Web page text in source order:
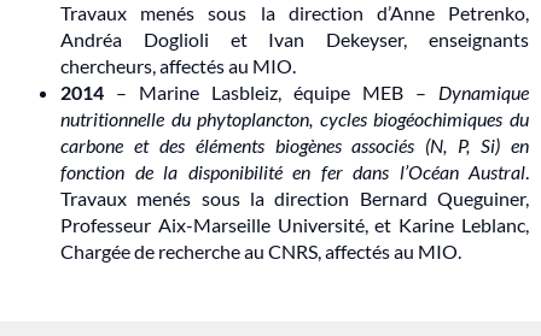
Travaux menés sous la direction d’Anne Petrenko,
Andréa Doglioli et Ivan Dekeyser, enseignants
chercheurs, affectés au MIO.
2014 – Marine Lasbleiz, équipe MEB – Dynamique
nutritionnelle du phytoplancton, cycles biogéochimiques du
carbone et des éléments biogènes associés (N, P, Si) en
fonction de la disponibilité en fer dans l’Océan Austral.
Travaux menés sous la direction Bernard Queguiner,
Professeur Aix-Marseille Université, et Karine Leblanc,
Chargée de recherche au CNRS, affectés au MIO.